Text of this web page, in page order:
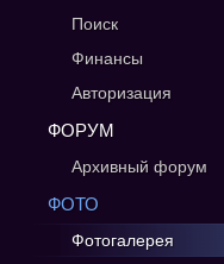
Поиск
Финансы
Авторизация
ФОРУМ
Архивный форум
ФОТО
Фотогалерея